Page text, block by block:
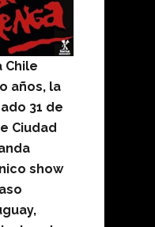
Chile
años, la
31 de
Ciudad
show